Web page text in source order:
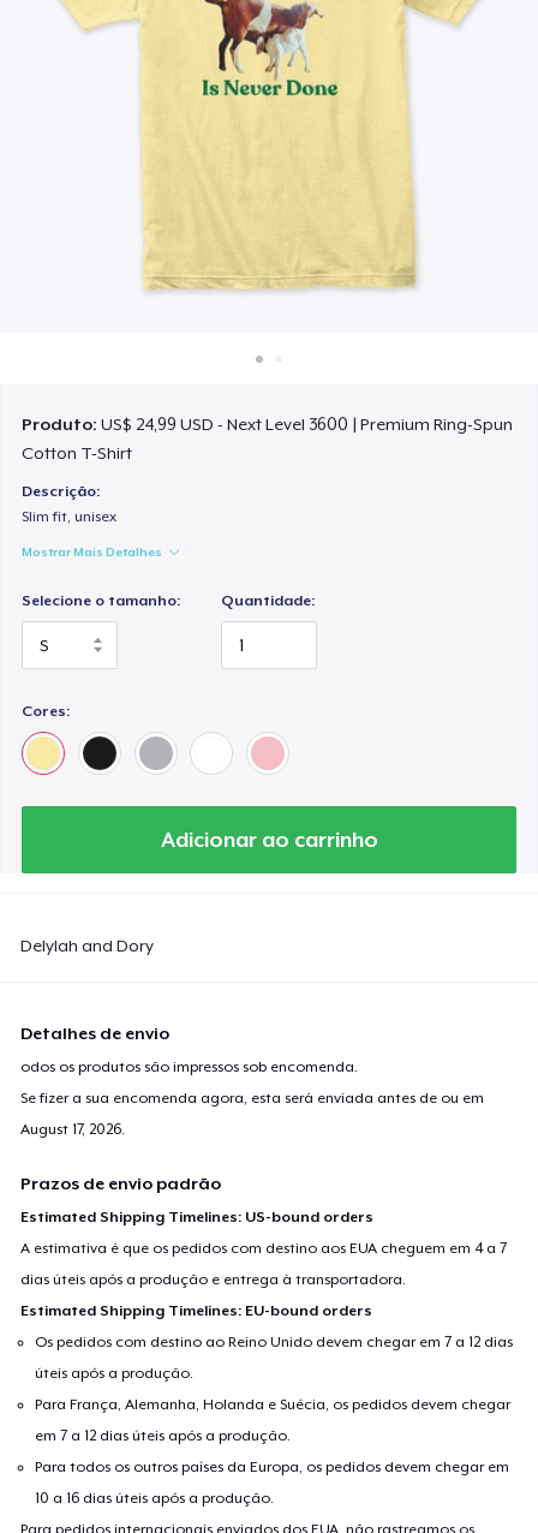
Venda em todo lugar
Produto:US$ 24,99 USD - Next Level 3600 | Premium Ring-Spun
Cotton T-Shirt
Descrição:
Slim fit, unisex
Mostrar Mais Detalhes
Selecione o tamanho: Quantidade:
Cores:
Adicionar ao carrinho
Delylah and Dory
Detalhes de envio
odos os produtos são impressos sob encomenda.
Se fizer a sua encomenda agora, esta será enviada antes de ou em
August 17, 2026
Prazos de envio padrão
Estimated Shipping Timelines: US-bound orders
A estimativa é que os pedidos com destino aos EUA cheguem em 4 a 7
dias úteis após a produção e entrega à transportadora.
Estimated Shipping Timelines: EU-bound orders
Os pedidos com destino ao Reino Unido devem chegar em 7 a 12 dias
úteis após a produção.
Para França, Alemanha, Holanda e Suécia, os pedidos devem chegar
em 7 a 12 dias úteis após a produção.
Para todos os outros países da Europa, os pedidos devem chegar em
10 a 16 dias úteis após a produção.
Para pedidos internacionais enviados dos EUA, não rastreamos os